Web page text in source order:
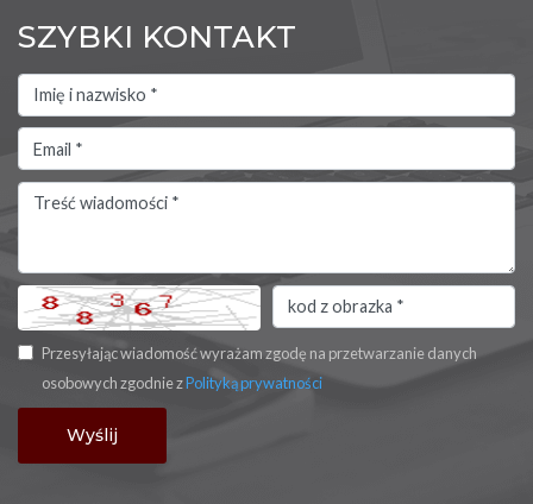
SZYBKI KONTAKT
Przesyłając wiadomość wyrażam zgodę na przetwarzanie danych
osobowych zgodnie zPolityką prywatności